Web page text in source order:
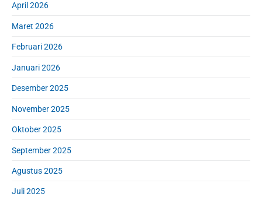
b
a
April 2026
Maret 2026
Februari 2026
Januari 2026
Desember 2025
November 2025
Oktober 2025
September 2025
Agustus 2025
Juli 2025